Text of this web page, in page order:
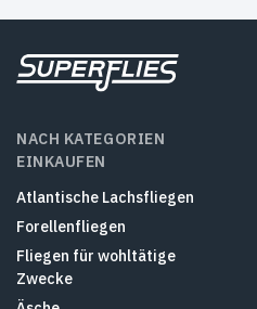
NACH KATEGORIEN
EINKAUFEN
Atlantische Lachsfliegen
Forellenfliegen
Fliegen für wohltätige
Zwecke